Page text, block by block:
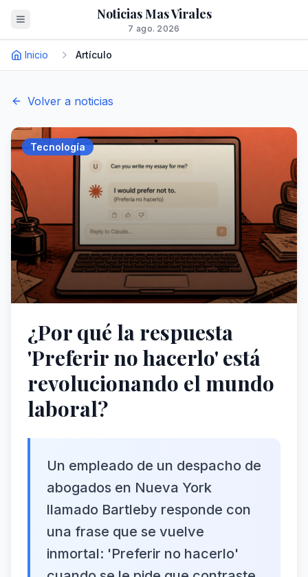
Noticias Mas Virales
7 ago. 2026
Inicio Artículo
Volver a noticias
Tecnología
¿Por qué la respuesta
'Preferir no hacerlo' está
revolucionando el mundo
laboral?
Un empleado de un despacho de
abogados en Nueva York
llamado Bartleby responde con
una frase que se vuelve
inmortal: 'Preferir no hacerlo'